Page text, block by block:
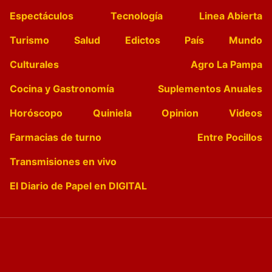
Espectáculos
Tecnología
Linea Abierta
Turismo
Salud Edictos País
Mundo
Culturales
Agro La Pampa
Cocina y Gastronomía
Suplementos Anuales
Horóscopo
Quiniela Opinion
Videos
Farmacias de turno
Entre Pocillos
Transmisiones en vivo
El Diario de Papel en DIGITAL